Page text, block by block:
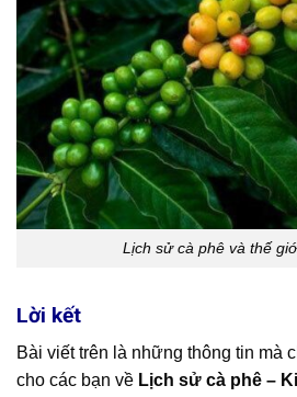
Lịch sử cà phê và thế
Lời kết
Bài viết trên là những thông tin mà
cho các bạn về Lịch sử cà phê –